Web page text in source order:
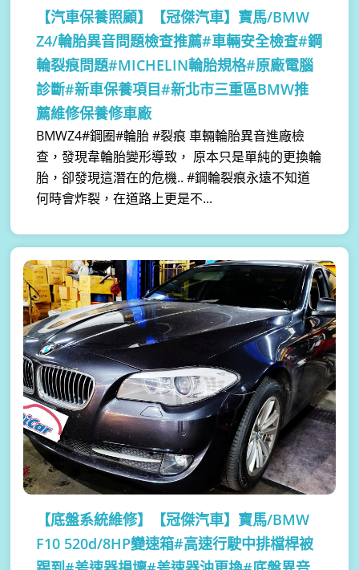
【汽車保養照顧】
【冠傑汽車】寶馬/BMW
Z4/輪胎異音問題檢查推薦#車輛安全檢查#鋼
輪裂痕問題#MICHELIN輪胎規格#原廠電腦
診斷#新車保養項目#新北市三重區BMW推
薦維修保養修車廠
BMWZ4#鋼圈#輪胎 #裂痕 車輛輪胎異音進廠檢
查，發現韋輪胎變形導致， 原本只是單純的更換輪
胎，卻發現這潛在的危機.. #鋼輪裂痕永遠不知道
何時會炸裂，在道路上更是不...
【底盤系統維修】
【冠傑汽車】寶馬/BMW
F10 520d/8HP變速箱#高速行駛中排檔桿被